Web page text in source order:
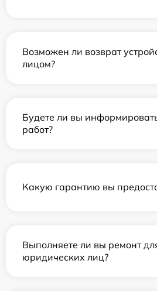
Возможен ли возврат
лицом?
Будете ли вы
работ?
Какую гарантию вы
Выполняете ли вы ремонт
юридических лиц?